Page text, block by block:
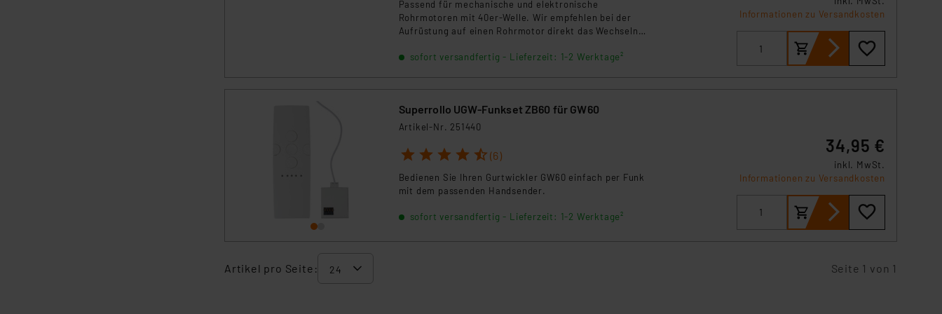
Passend für mechanische und elektronische
Rohrmotoren mit 40er-Welle. Wir empfehlen bei der
Aufrüstung auf einen Rohrmotor direkt das Wechseln
enthaltenen Anschlagstopfen sind bei der Installation
sofort versandfertig - Lieferzeit: 1-2 Werktage²
Informationen zu Versandkosten
Superrollo UGW-Funkset ZB60 für GW60
Artikel-Nr. 251440
1 2 3 4 5 (6)
Bedienen Sie Ihren Gurtwickler GW60 einfach per Funk
mit dem passenden Handsender.
sofort versandfertig - Lieferzeit: 1-2 Werktage²
34,95 €
inkl. MwSt.
Informationen zu Versandkosten
Artikel pro Seite: Seite 1 von 1